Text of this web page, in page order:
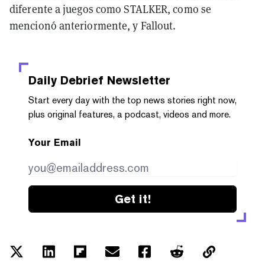
diferente a juegos como STALKER, como se
mencionó anteriormente, y Fallout.
Daily Debrief Newsletter
Start every day with the top news stories right now,
plus original features, a podcast, videos and more.
Your Email
Get it!